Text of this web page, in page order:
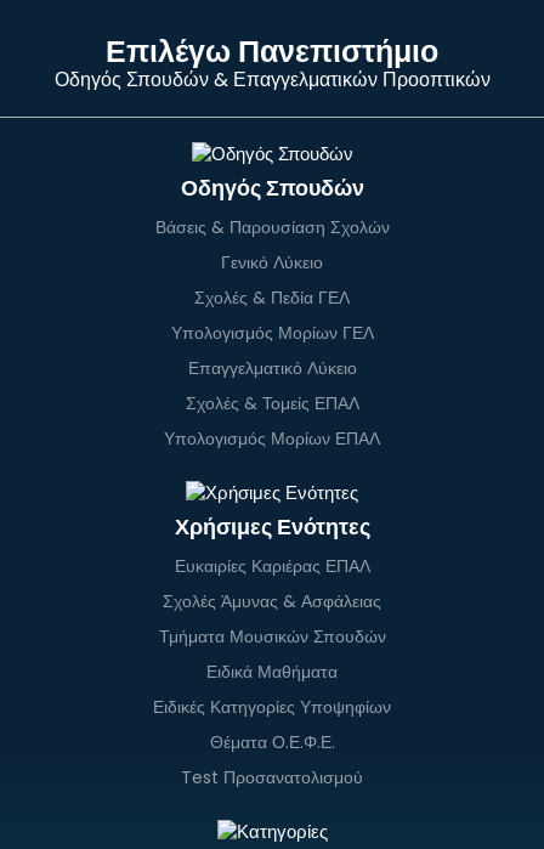
Επιλέγω Πανεπιστήμιο
Οδηγός Σπουδών & Επαγγελματικών Προοπτικών
Οδηγός Σπουδών
Βάσεις & Παρουσίαση Σχολών
Γενικό Λύκειο
Σχολές & Πεδία ΓΕΛ
Υπολογισμός Μορίων ΓΕΛ
Επαγγελματικό Λύκειο
Σχολές & Τομείς ΕΠΑΛ
Υπολογισμός Μορίων ΕΠΑΛ
Χρήσιμες Ενότητες
Ευκαιρίες Καριέρας ΕΠΑΛ
Σχολές Άμυνας & Ασφάλειας
Τμήματα Μουσικών Σπουδών
Ειδικά Μαθήματα
Ειδικές Κατηγορίες Υποψηφίων
Θέματα Ο.Ε.Φ.Ε.
Test Προσανατολισμού